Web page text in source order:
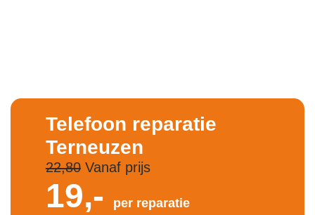
Telefoon reparatie
Terneuzen
22,80Vanaf prijs
19,- per reparatie